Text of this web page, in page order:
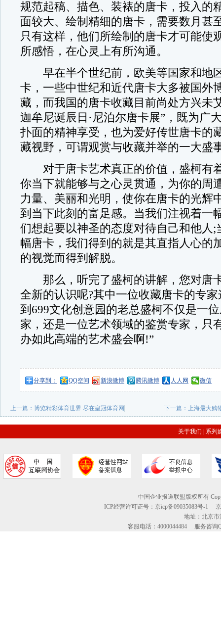
规范起稿、描色、装裱的唐卡，投入的
面较大、绘制精细的唐卡，需要数月甚
只有这样，他们所绘制的唐卡才可能使
所感悟，在心灵上有所沟通。
早在半个世纪前，欧美等国家和地
卡，一些中世纪和近代唐卡大多被国外
藏，而我国的唐卡收藏目前尚处方兴未
迦牟尼诞辰日·尼泊尔唐卡展”，既为广
扑面的精神享受，也为爱好传世唐卡的
藏视野，可谓观赏与收藏并举的一大盛
对于唐卡艺术真正的价值，盛柯有
你当下就能够与之心灵贯通，为你的周
力量、美丽和光明，使你在唐卡的光辉
到当下此刻的富足感。当我们注视着一
们想起要以神圣的态度对待自己和他人;
幅唐卡，我们得到的就是其直指人心的
的视觉而得到解脱。
那么，听完了盛柯的讲解，您对唐
全新的认识呢?其中一位收藏唐卡的专
到699文化创意园的老总盛柯不仅是一
家，还是一位艺术领域的鉴赏专家，只
办如此高端的艺术盛会啊!”
分享到： QQ空间 新浪微博 腾讯微博 人人网 微信
上一篇： 博览精彩体育世界 尽在皇冠体育网 下一篇：上海最大购
关于我们 系列
中国企业报道联盟版权所有
ICP经营许可证号：京icp备09035083号-1
地址：北京市
客服电话：4000044484 服务咨询